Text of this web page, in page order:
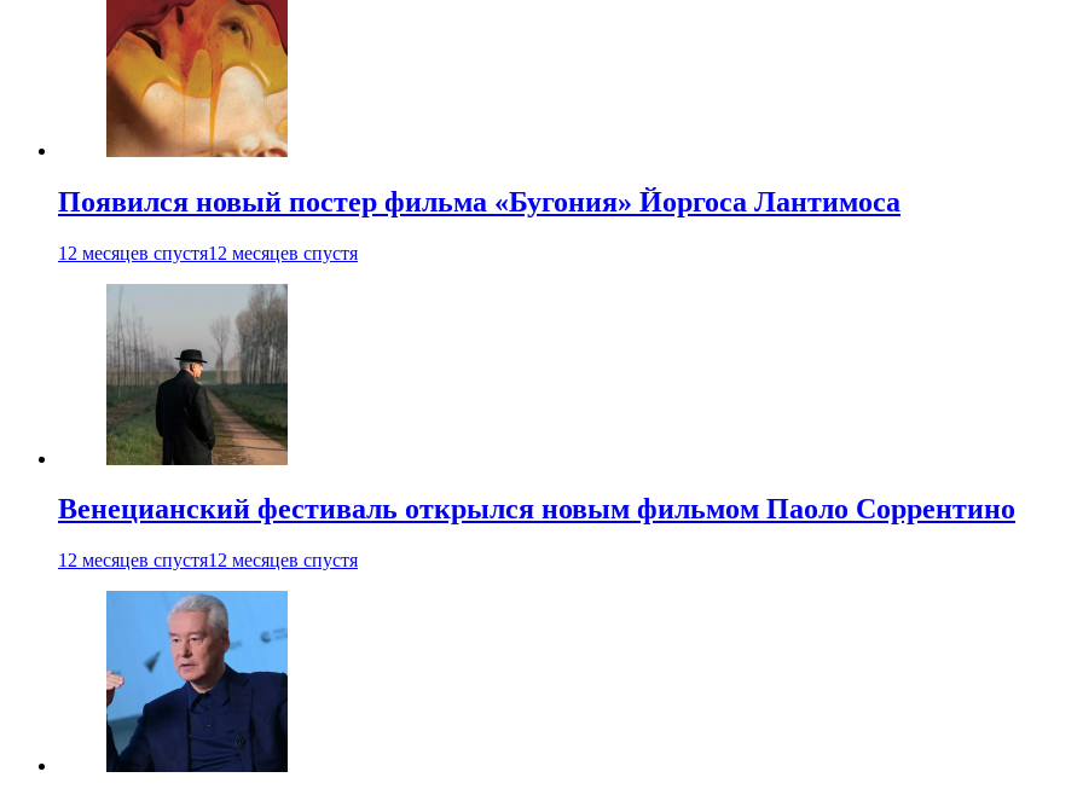
Появился новый постер фильма «Бугония» Йоргоса Лантимоса
12 месяцев спустя12 месяцев спустя
Венецианский фестиваль открылся новым фильмом Паоло Соррентино
12 месяцев спустя12 месяцев спустя